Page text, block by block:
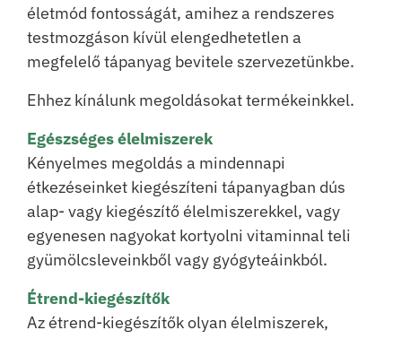
életmód fontosságát, amihez a rendszeres
testmozgáson kívül elengedhetetlen a
megfelelő tápanyag bevitele szervezetünkbe.
Ehhez kínálunk megoldásokat termékeinkkel.
Egészséges élelmiszerek
Kényelmes megoldás a mindennapi
étkezéseinket kiegészíteni tápanyagban dús
alap- vagy kiegészítő élelmiszerekkel, vagy
egyenesen nagyokat kortyolni vitaminnal teli
gyümölcsleveinkből vagy gyógyteáinkból.
Étrend-kiegészítők
Az étrend-kiegészítők olyan élelmiszerek,